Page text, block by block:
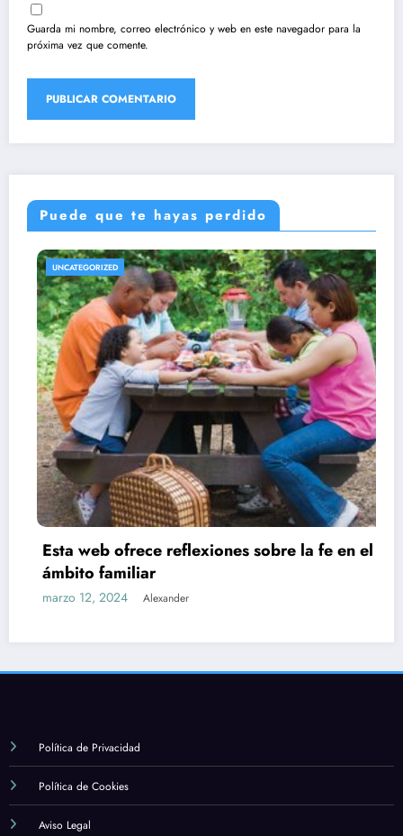
Guarda mi nombre, correo electrónico y web en este navegador para la
próxima vez que comente.
Puede que te hayas perdido
UNCATEGORIZED
Esta web ofrece reflexiones sobre la fe en el
ámbito familiar
marzo 12, 2024 Alexander
Política de Privacidad
Política de Cookies
Aviso Legal